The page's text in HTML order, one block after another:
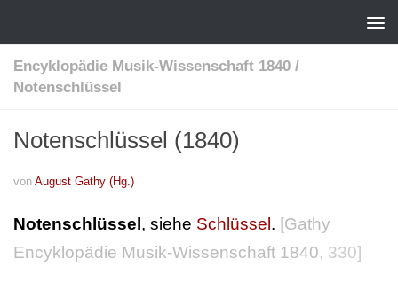
Encyklopädie Musik-Wissenschaft 1840 /
Notenschlüssel
Notenschlüssel (1840)
von August Gathy (Hg.)
Notenschlüssel, siehe Schlüssel. [Gathy
Encyklopädie Musik-Wissenschaft 1840, 330]